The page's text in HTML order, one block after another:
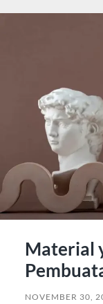
Material
NOVEMBER 30,